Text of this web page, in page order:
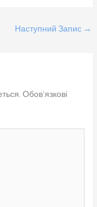
Наступний Запис →
Обов’язкові